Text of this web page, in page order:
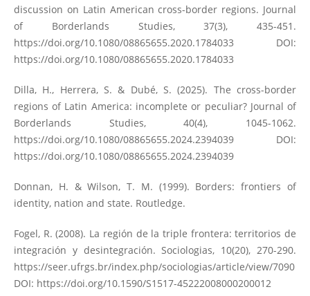
discussion on Latin American cross-border regions. Journal
of Borderlands Studies, 37(3), 435-451.
https://doi.org/10.1080/08865655.2020.1784033 DOI:
https://doi.org/10.1080/08865655.2020.1784033
Dilla, H., Herrera, S. & Dubé, S. (2025). The cross-border
regions of Latin America: incomplete or peculiar? Journal of
Borderlands Studies, 40(4), 1045-1062.
https://doi.org/10.1080/08865655.2024.2394039DOI:
https://doi.org/10.1080/08865655.2024.2394039
Donnan, H. & Wilson, T. M. (1999). Borders: frontiers of
identity, nation and state. Routledge.
Fogel, R. (2008). La región de la triple frontera: territorios de
integración y desintegración. Sociologias, 10(20), 270-290.
https://seer.ufrgs.br/index.php/sociologias/article/view/7090
DOI: https://doi.org/10.1590/S1517-45222008000200012